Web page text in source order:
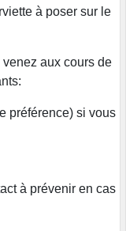
à poser sur le
venez aux cours de
préférence) si vous
à prévenir en cas